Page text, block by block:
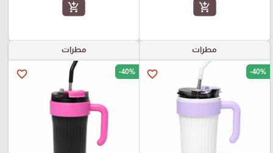
add_shopping_cart
add_shopping_cart
مطرات
favorite_border -40%
مطرات
favorite_border -40%